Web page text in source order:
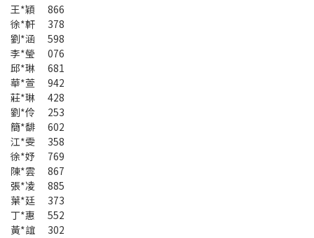
王*穎 866
徐*軒 378
劉*涵 598
李*瑩 076
邱*琳 681
華*萱 942
莊*琳 428
劉*伶 253
簡*馡 602
江*雯 358
徐*妤 769
陳*雲 867
張*凌 885
葉*廷 373
丁*惠 552
黃*誼 302